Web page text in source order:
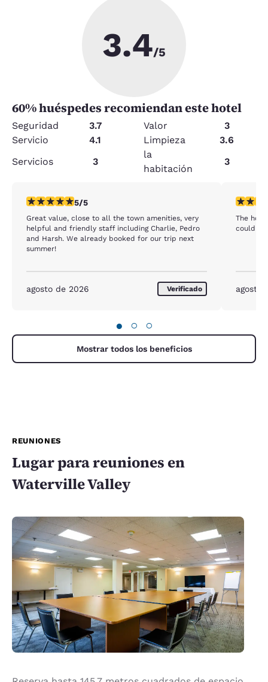
3.4/5
60% huéspedes recomiendan este hotel
Seguridad 3.7 Valor
3
Servicio
4.1 Limpieza
3.6
Servicios
3
la
habitación
3
calificación de 5 estrellas. Excepcional. 1 reseña
5/5
Great value, close to all the town amenities, very
helpful and friendly staff including Charlie, Pedro
and Harsh. We already booked for our trip next
summer!
agosto de 2026 Verificado
The
could
agosto
● ○ ○
Mostrar todos los beneficios
REUNIONES
Lugar para reuniones en
Waterville Valley